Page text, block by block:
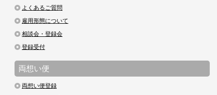
よくあるご質問
雇用形態について
相談会・登録会
登録受付
両想い便
両想い便登録